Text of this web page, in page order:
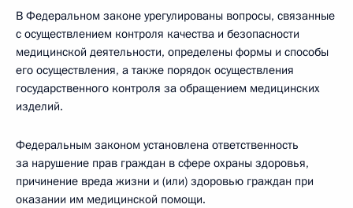
В Федеральном законе урегулированы вопросы, связанные
с осуществлением контроля качества и безопасности
медицинской деятельности, определены формы и способы
его осуществления, а также порядок осуществления
государственного контроля за обращением медицинских
изделий.
Федеральным законом установлена ответственность
за нарушение прав граждан в сфере охраны здоровья,
причинение вреда жизни и (или) здоровью граждан при
оказании им медицинской помощи.